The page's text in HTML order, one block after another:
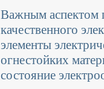
Важным аспектом
качественного
элементы
огнестойких
состояние